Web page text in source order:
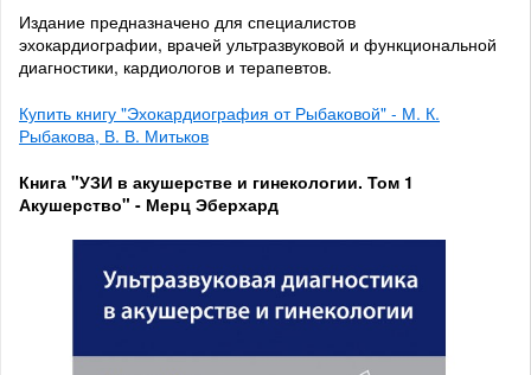
Издание предназначено для специалистов
эхокардиографии, врачей ультразвуковой и функциональной
диагностики, кардиологов и терапевтов.
Купить книгу "Эхокардиография от Рыбаковой" - М. К.
Рыбакова, В. В. Митьков
Книга "УЗИ в акушерстве и гинекологии. Том 1
Акушерство" - Мерц Эберхард